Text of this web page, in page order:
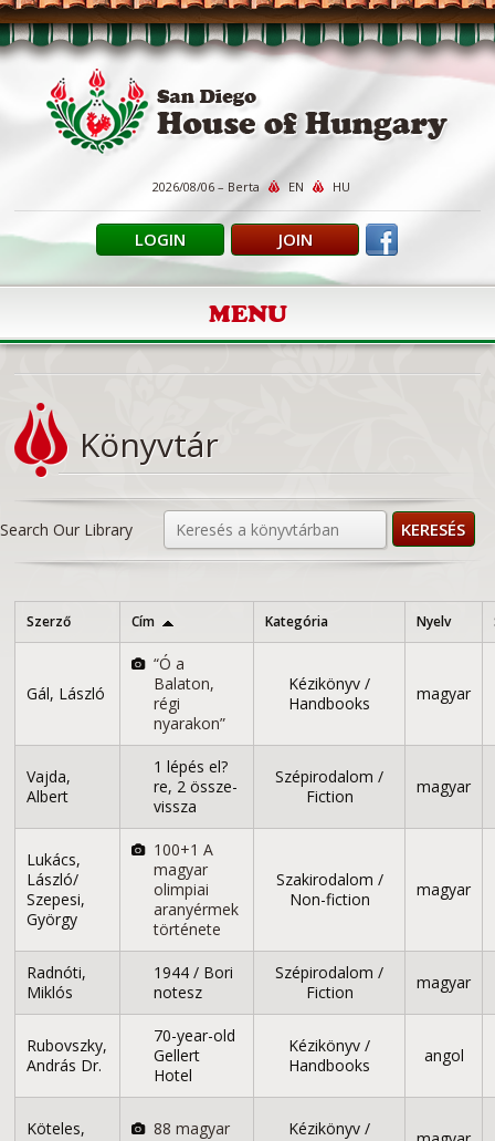
2026/08/06 – Berta EN HU
LOGIN JOIN
MENU
Könyvtár
KERESÉS
Szerző Cím Kategória Nyelv
Gál, László
“Ó a
Balaton,
régi
nyarakon”
Kézikönyv /
Handbooks
magyar
Vajda,
Albert
1 lépés el?
re, 2 össze-
vissza
Szépirodalom /
Fiction
magyar
Lukács,
László/
Szepesi,
György
100+1 A
magyar
olimpiai
aranyérmek
története
Szakirodalom /
Non-fiction
magyar
Radnóti,
Miklós
1944 / Bori
notesz
Szépirodalom /
Fiction
magyar
Rubovszky,
András Dr.
70-year-old
Gellert
Hotel
Kézikönyv /
Handbooks
angol
Köteles,
88 magyar
Kézikönyv /